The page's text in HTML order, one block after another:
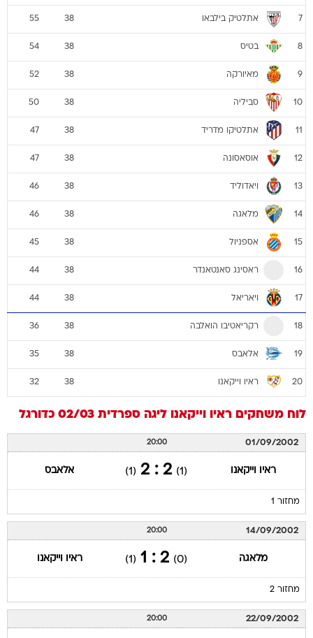
7 אתלטיק בילבאו 38
55
8 בטיס 38
54
9 מאיורקה 38
52
10 סביליה 38
50
11 אתלטיקו מדריד 38
47
12 אוסאסונה 38
47
13 ויאדוליד 38
46
14 מלאגה 38
46
15 אספניול 38
45
16 ראסינג סאנטאנדר 38
44
17 ויאריאל 38
44
18 רקריאטיבו הואלבה 38
36
19 אלאבס 38
35
20 ראיו וייקאנו 38
32
לוח משחקים ראיו וייקאנו ליגה ספרדית 02/03 כדורגל
01/09/2002
20:00
ראיו וייקאנו (1)
2 : 2
(1) אלאבס
מחזור 1
14/09/2002
20:00
מלאגה (0)
2 : 1
(1) ראיו וייקאנו
מחזור 2
22/09/2002
20:00